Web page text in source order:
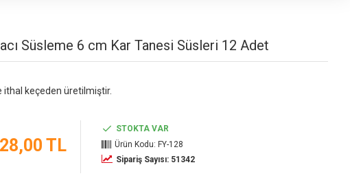
Süsleme 6 cm Kar Tanesi Süsleri 12 Adet
ithal keçeden üretilmiştir.
TL
STOKTA VAR
Ürün Kodu: FY-128
Sipariş Sayısı: 51342